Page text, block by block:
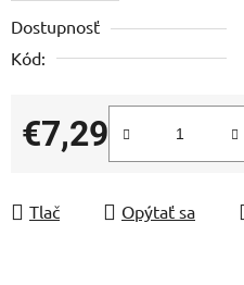
Dostupnosť
Kód:
€7,29
Jednotková cena:
Tlač Opýtať sa